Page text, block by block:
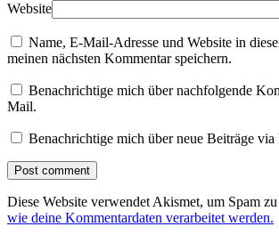
Website
Name, E-Mail-Adresse und Website in
meinen nächsten Kommentar speichern.
Benachrichtige mich über nachfolgende
Mail.
Benachrichtige mich über neue Beiträge
Diese Website verwendet Akismet, um Spam
wie deine Kommentardaten verarbeitet werden.